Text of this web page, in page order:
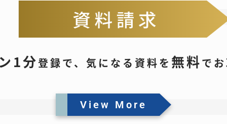
1分登録で、 気になる資料を 無料で
View More